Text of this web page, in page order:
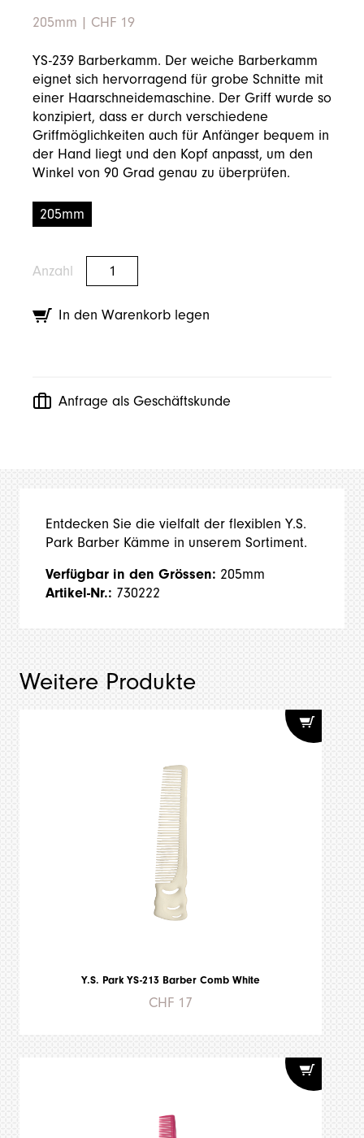
205mm | CHF 19
YS-239 Barberkamm. Der weiche Barberkamm
eignet sich hervorragend für grobe Schnitte mit
einer Haarschneidemaschine. Der Griff wurde so
konzipiert, dass er durch verschiedene
Griffmöglichkeiten auch für Anfänger bequem in
der Hand liegt und den Kopf anpasst, um den
Winkel von 90 Grad genau zu überprüfen.
205mm
Anzahl
In den Warenkorb legen
Anfrage als Geschäftskunde
Entdecken Sie die vielfalt der flexiblen Y.S.
Park Barber Kämme in unserem Sortiment.
Verfügbar in den Grössen: 205mm
Artikel-Nr.: 730222
Weitere Produkte
Y.S. Park YS-213 Barber Comb White
CHF 17